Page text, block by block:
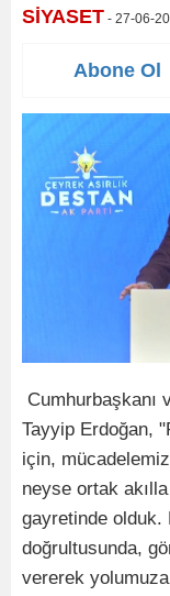
SİYASET - 27-06-
Abone Ol
Cumhurbaşkanı
Tayyip Erdoğan,
için,
neyse ortak
gayretinde
doğrultusunda,
vererek yolumuza